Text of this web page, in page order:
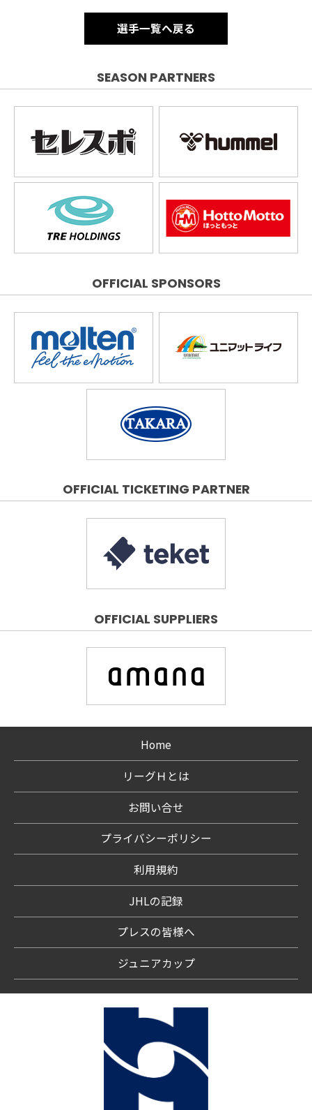
選手一覧へ戻る
SEASON PARTNERS
OFFICIAL SPONSORS
OFFICIAL TICKETING PARTNER
OFFICIAL SUPPLIERS
Home
リーグＨとは
お問い合せ
プライバシーポリシー
利用規約
JHLの記録
プレスの皆様へ
ジュニアカップ